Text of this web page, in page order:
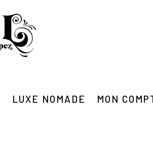
LUXE NOMADE MON